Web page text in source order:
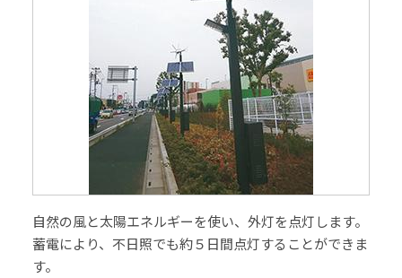
自然の風と太陽エネルギーを使い、外灯を点灯します。
蓄電により、不日照でも約５日間点灯することができま
す。